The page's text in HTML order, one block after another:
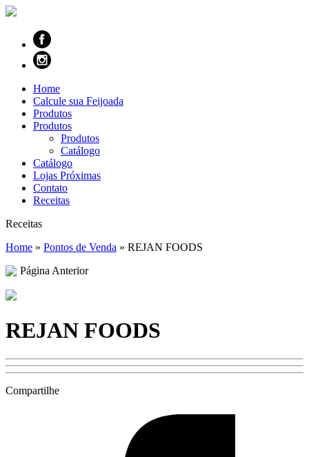
Home
Calcule sua Feijoada
Produtos
Produtos
Produtos
Catálogo
Catálogo
Lojas Próximas
Contato
Receitas
Receitas
Home » Pontos de Venda » REJAN FOODS
Página Anterior
REJAN FOODS
Compartilhe